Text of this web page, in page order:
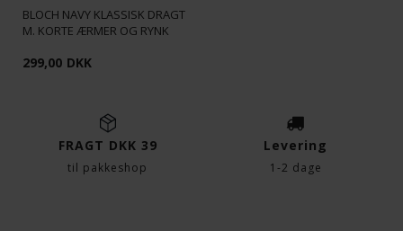
BLOCH NAVY KLASSISK DRAGT
M. KORTE ÆRMER OG RYNK
299,00 DKK
FRAGT DKK 39
til pakkeshop
Levering
1-2 dage